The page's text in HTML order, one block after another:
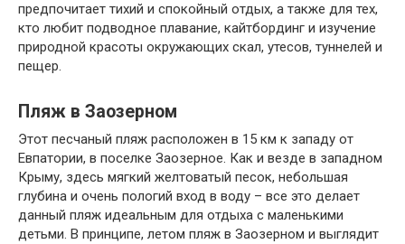
предпочитает тихий и спокойный отдых, а также для тех,
кто любит подводное плавание, кайтбординг и изучение
природной красоты окружающих скал, утесов, туннелей и
пещер.
Пляж в Заозерном
Этот песчаный пляж расположен в 15 км к западу от
Евпатории, в поселке Заозерное. Как и везде в западном
Крыму, здесь мягкий желтоватый песок, небольшая
глубина и очень пологий вход в воду – все это делает
данный пляж идеальным для отдыха с маленькими
детьми. В принципе, летом пляж в Заозерном и выглядит